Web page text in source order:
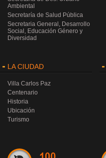
Ambiental
Secretaría de Salud Pública
Secretaria General, Desarrollo
Social, Educación Género y
Diversidad
LA CIUDAD
Villa Carlos Paz
Centenario
Historia
Ubicación
Turismo